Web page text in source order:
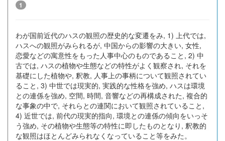
1
わが国前近代のハスの観照の歴史的な変遷をみ, 1) 上代では,
ハスへの観照がみられるが, 中国からの影響の大きい, 女性,
恋愛などの寓意性をもった人事中心のものであること, 2) 中
古では, ハスの植物や生態などの特性がよく観察され, それを
基礎にした植物や, 釈教, 人事上の事柄について観照されてい
ること, 3) 中世では現実的, 実践的な性格を強め, ハスは環境
との連係を強め, 空間, 時間, 音響などの再構成された, 複合的
な事象の中で, それらとの連関において観照されていること,
4) 近世では, 前代の現実的指向, 環境との連係の傾向をいっそ
う強め, その植物や生態等の特性に即したものとなり, 釈教的
な観照はほとんどみられなくなっていること等をみた。